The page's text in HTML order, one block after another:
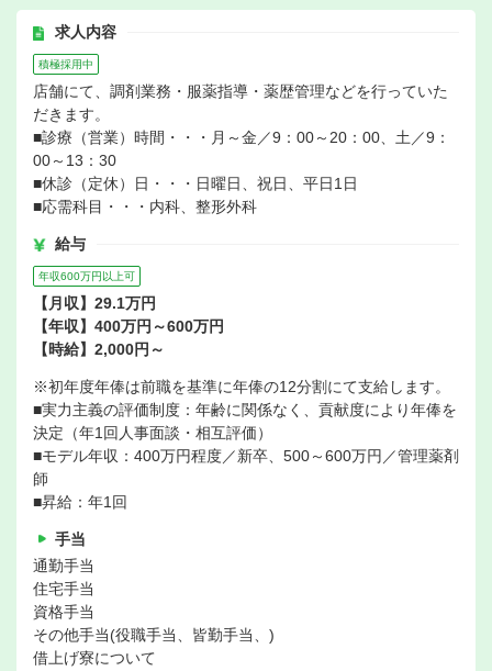
求人内容
積極採用中
店舗にて、調剤業務・服薬指導・薬歴管理などを行っていた
だきます。
■診療（営業）時間・・・月～金／9：00～20：00、土／9：
00～13：30
■休診（定休）日・・・日曜日、祝日、平日1日
■応需科目・・・内科、整形外科
給与
年収600万円以上可
【月収】29.1万円
【年収】400万円～600万円
【時給】2,000円～
※初年度年俸は前職を基準に年俸の12分割にて支給します。
■実力主義の評価制度：年齢に関係なく、貢献度により年俸を
決定（年1回人事面談・相互評価）
■モデル年収：400万円程度／新卒、500～600万円／管理薬剤
師
■昇給：年1回
手当
通勤手当
住宅手当
資格手当
その他手当(役職手当、皆勤手当、)
借上げ寮について